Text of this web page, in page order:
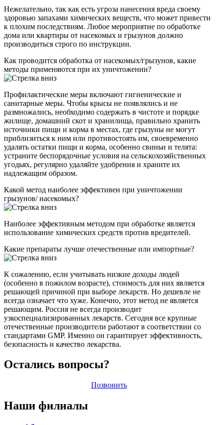
Нежелательно, так как есть угроза нанесения вреда своему
здоровью запахами химических веществ, что может привести
к плохим последствиям. Любое мероприятие по обработке
дома или квартиры от насекомых и грызунов должно
производиться строго по инструкции.
Как проводится обработка от насекомых/грызунов, какие
методы применяются при их уничтожении?
Профилактические меры включают гигиенические и
санитарные меры. Чтобы крысы не появлялись и не
размножались, необходимо содержать в чистоте и порядке
жилище, домашний скот и хранилища, правильно хранить
источники пищи и корма в местах, где грызуны не могут
приблизиться к ним или противостоять им, своевременно
удалять остатки пищи и корма, особенно свиньи и телята:
устраните беспорядочные условия на сельскохозяйственных
угодьях, регулярно удаляйте удобрения и храните их
надлежащим образом.
Какой метод наиболее эффективен при уничтожении
грызунов/ насекомых?
Наиболее эффективным методом при обработке является
использование химических средств против вредителей.
Какие препараты лучше отечественные или импортные?
К сожалению, если учитывать низкие доходы людей
(особенно в пожилом возрасте), стоимость для них является
решающей причиной при выборе лекарств. Но дешевле не
всегда означает что хуже. Конечно, этот метод не является
решающим. Россия не всегда производит
узкоспециализированных лекарств. Сегодня все крупные
отечественные производители работают в соответствии со
стандартами GMP. Именно он гарантирует эффективность,
безопасность и качество лекарства.
Остались вопросы?
Позвонить
Наши филиалы